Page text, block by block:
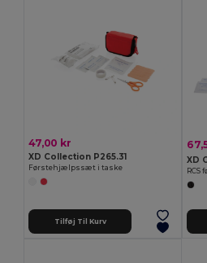
47,00 kr
XD Collection P265.31
Førstehjælpssæt i taske
Tilføj Til Kurv
XD